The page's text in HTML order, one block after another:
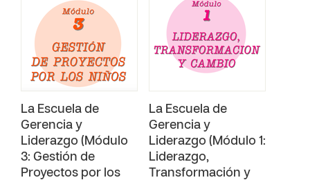
La Escuela de
Gerencia y
Liderazgo (Módulo
3: Gestión de
Proyectos por los
La Escuela de
Gerencia y
Liderazgo (Módulo 1:
Liderazgo,
Transformación y